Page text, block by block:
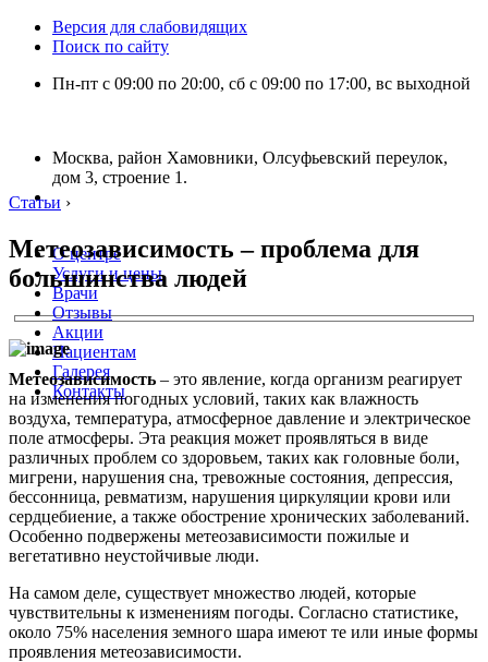
Версия для слабовидящих
Поиск по сайту
Пн-пт с 09:00 по 20:00, сб с 09:00 по 17:00, вс выходной
Москва, район Хамовники, Олсуфьевский переулок,
дом 3, строение 1.
О центре
Услуги и цены
Врачи
Отзывы
Акции
Пациентам
Галерея
Контакты
Статьи ›
Метеозависимость – проблема для
большинства людей
Метеозависимость – это явление, когда организм реагирует
на изменения погодных условий, таких как влажность
воздуха, температура, атмосферное давление и электрическое
поле атмосферы. Эта реакция может проявляться в виде
различных проблем со здоровьем, таких как головные боли,
мигрени, нарушения сна, тревожные состояния, депрессия,
бессонница, ревматизм, нарушения циркуляции крови или
сердцебиение, а также обострение хронических заболеваний.
Особенно подвержены метеозависимости пожилые и
вегетативно неустойчивые люди.
На самом деле, существует множество людей, которые
чувствительны к изменениям погоды. Согласно статистике,
около 75% населения земного шара имеют те или иные формы
проявления метеозависимости.